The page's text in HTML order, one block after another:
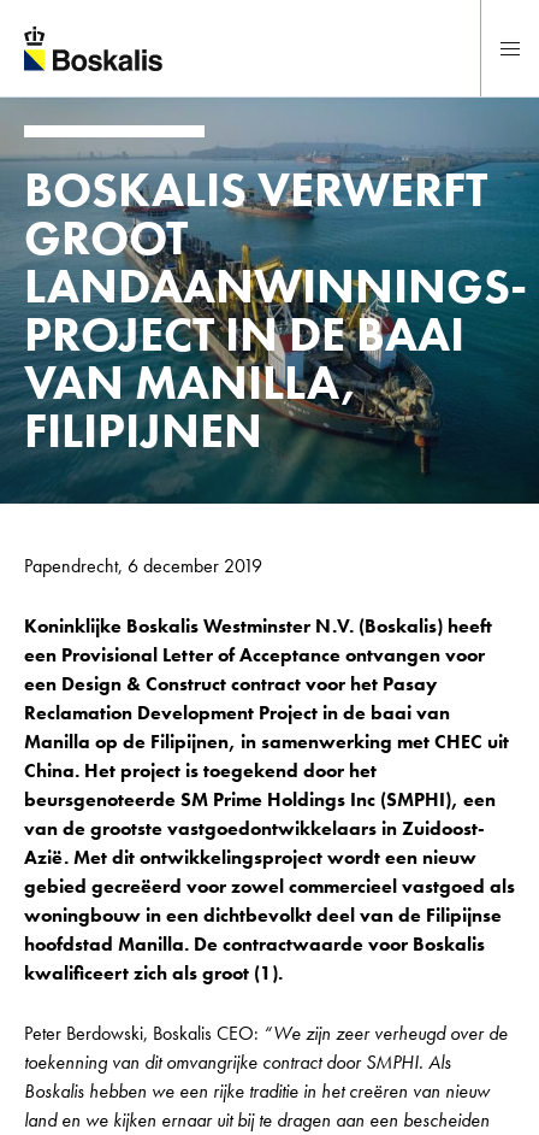
BOSKALIS VERWERFT
GROOT
LANDAANWINNINGS-
PROJECT IN DE BAAI
VAN MANILLA,
FILIPIJNEN
Papendrecht, 6 december 2019
Koninklijke Boskalis Westminster N.V. (Boskalis) heeft
een Provisional Letter of Acceptance ontvangen voor
een Design & Construct contract voor het Pasay
Reclamation Development Project in de baai van
Manilla op de Filipijnen, in samenwerking met CHEC uit
China. Het project is toegekend door het
beursgenoteerde SM Prime Holdings Inc (SMPHI), een
van de grootste vastgoedontwikkelaars in Zuidoost-
Azië. Met dit ontwikkelingsproject wordt een nieuw
gebied gecreëerd voor zowel commercieel vastgoed als
woningbouw in een dichtbevolkt deel van de Filipijnse
hoofdstad Manilla. De contractwaarde voor Boskalis
kwalificeert zich als groot (1).
Peter Berdowski, Boskalis CEO: “We zijn zeer verheugd over de
toekenning van dit omvangrijke contract door SMPHI. Als
Boskalis hebben we een rijke traditie in het creëren van nieuw
land en we kijken ernaar uit bij te dragen aan een bescheiden